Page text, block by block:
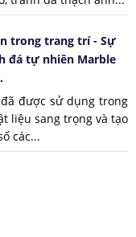
trong trang trí - Sự
đá tự nhiên Marble
được sử dụng trong
liệu sang trọng và tạo
các...